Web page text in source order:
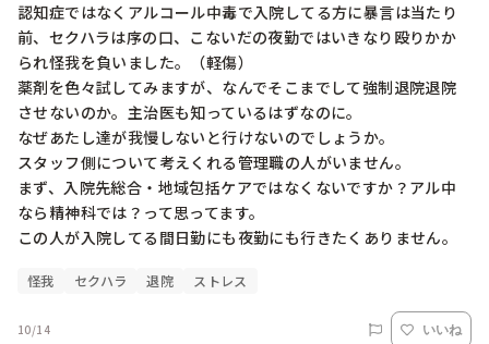
認知症ではなくアルコール中毒で入院してる方に暴言は当たり
前、セクハラは序の口、こないだの夜勤ではいきなり殴りかか
られ怪我を負いました。（軽傷）
薬剤を色々試してみますが、なんでそこまでして強制退院退院
させないのか。主治医も知っているはずなのに。
なぜあたし達が我慢しないと行けないのでしょうか。
スタッフ側について考えくれる管理職の人がいません。
まず、入院先総合・地域包括ケアではなくないですか？アル中
なら精神科では？って思ってます。
この人が入院してる間日勤にも夜勤にも行きたくありません。
怪我 セクハラ 退院 ストレス
10/14 いいね